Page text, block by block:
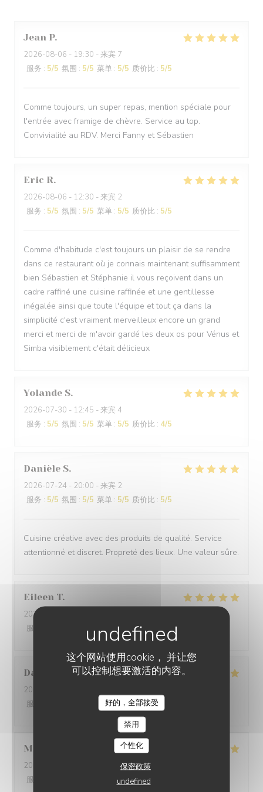
这个网站使用cookie， 并让您
可以控制想要激活的内容。
好的，全部接受
禁用
个性化
保密政策
undefined
Jean P
2026-08-06 - 19:30 - 来宾 7
服务 : 5/5 氛围 : 5/5 菜单 : 5/5 质价比 : 5/5
Comme toujours, un super repas, mention spéciale pour
l'entrée avec framige de chèvre. Service au top.
Convivialité au RDV. Merci Fanny et Sébastien
Eric R
2026-08-06 - 12:30 - 来宾 2
服务 : 5/5 氛围 : 5/5 菜单 : 5/5 质价比 : 5/5
Comme d'habitude c'est toujours un plaisir de se rendre
dans ce restaurant où je connais maintenant suffisamment
bien Sébastien et Stéphanie il vous reçoivent dans un
cadre raffiné une cuisine raffinée et une gentillesse
inégalée ainsi que toute l'équipe et tout ça dans la
simplicité c'est vraiment merveilleux encore un grand
merci et merci de m'avoir gardé les deux os pour Vénus et
Simba visiblement c'était délicieux
Yolande S
2026-07-30 - 12:45 - 来宾 4
服务 : 5/5 氛围 : 5/5 菜单 : 5/5 质价比 : 4/5
Danièle S
2026-07-24 - 20:00 - 来宾 2
服务 : 5/5 氛围 : 5/5 菜单 : 5/5 质价比 : 5/5
Cuisine créative avec des produits de qualité. Service
attentionné et discret. Propreté des lieux. Une valeur sûre.
Eileen T
2026-07-20
服务
/5 菜单 :5 /5 质价比 5 /5
Danielle
2026-07-10
服务
菜单:5 /5 质价比:
Maryse
2026-07-04
- 19:45 - 来宾 4
服务
5/5 质价比